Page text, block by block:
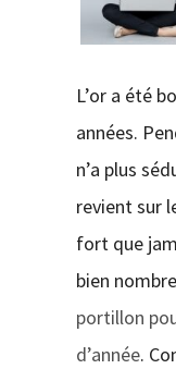
L’or a été
années.
n’a plus
revient sur
fort que
bien
portillon
d’année.